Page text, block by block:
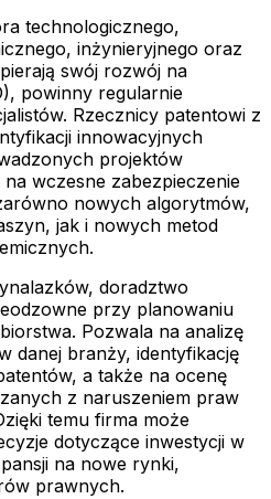
technologicznego,
inżynieryjnego oraz
swój rozwój na
powinny regularnie
Rzecznicy patentowi z
innowacyjnych
projektów
wczesne zabezpieczenie
nowych algorytmów,
jak i nowych metod
doradztwo
przy planowaniu
Pozwala na analizę
danej branży, identyfikację
a także na ocenę
z naruszeniem praw
temu firma może
dotyczące inwestycji w
na nowe rynki,
prawnych.